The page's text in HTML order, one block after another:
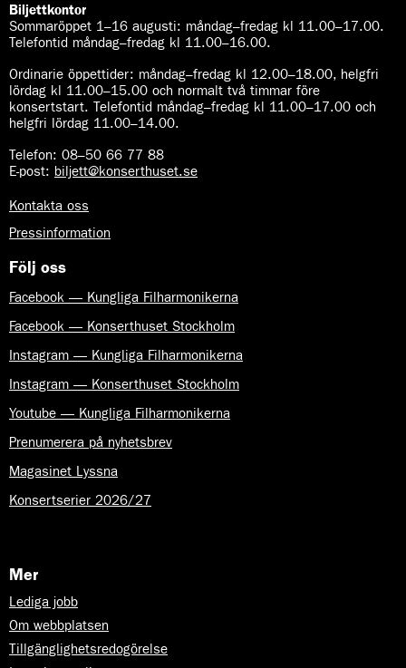
Biljettkontor
Sommaröppet 1–16 augusti: måndag–fredag kl 11.00–17.00.
Telefontid måndag–fredag kl 11.00–16.00.
Ordinarie öppettider: måndag–fredag kl 12.00–18.00, helgfri
lördag kl 11.00–15.00 och normalt två timmar före
konsertstart. Telefontid måndag–fredag kl 11.00–17.00 och
helgfri lördag 11.00–14.00.
Telefon: 08–50 66 77 88
E-post: biljett@konserthuset.se
Kontakta oss
Pressinformation
Följ oss
Facebook — Kungliga Filharmonikerna
Facebook — Konserthuset Stockholm
Instagram — Kungliga Filharmonikerna
Instagram — Konserthuset Stockholm
Youtube — Kungliga Filharmonikerna
Prenumerera på nyhetsbrev
Magasinet Lyssna
Konsertserier 2026/27
Mer
Lediga jobb
Om webbplatsen
Tillgänglighetsredogörelse